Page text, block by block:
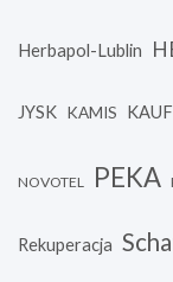
Herbapol-Lublin
JYSK KAMIS
NOVOTEL PEKA
Rekuperacja